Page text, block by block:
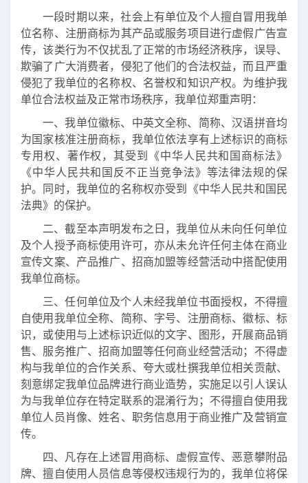
一段时期以来，社会上有单位及个人擅自冒用我单
位名称、注册商标为其产品或服务项目进行虚假广告宣
传，该类行为不仅扰乱了正常的市场经济秩序，误导、
欺骗了广大消费者，侵犯了他们的合法权益，而且严重
侵犯了我单位的名称权、名誉权和知识产权。为维护我
单位合法权益及正常市场秩序，我单位郑重声明：
一、我单位徽标、中英文全称、简称、汉语拼音均
为国家核准注册商标，我单位依法享有上述标识的商标
专用权、著作权，其受到《中华人民共和国商标法》
《中华人民共和国反不正当竞争法》等法律法规的保
护。同时，我单位的名称权亦受到《中华人民共和国民
法典》的保护。
二、截至本声明发布之日，我单位从未向任何单位
及个人授予商标使用许可，亦从未允许任何主体在商业
宣传文案、产品推广、招商加盟等经营活动中搭配使用
我单位商标。
三、任何单位及个人未经我单位书面授权，不得擅
自使用我单位全称、简称、字号、注册商标、徽标、标
识，或使用与上述标识近似的文字、图形，开展商品销
售、服务推广、招商加盟等任何商业经营活动；不得虚
构与我单位的合作关系、夸大或杜撰我单位相关贡献、
刻意绑定我单位品牌进行商业造势，实施足以引人误认
为与我单位存在特定联系的混淆行为；不得擅自使用我
单位人员肖像、姓名、职务信息用于商业推广及营销宣
传。
四、凡存在上述冒用商标、虚假宣传、恶意攀附品
牌、擅自使用人员信息等侵权违规行为的，我单位将保